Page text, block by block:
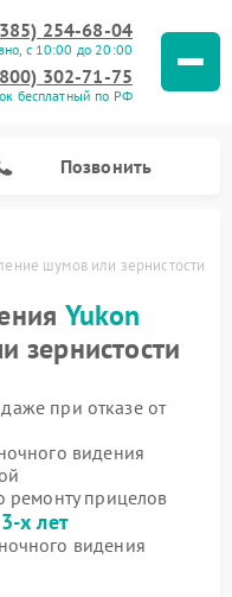
254-68-04
с 10:00 до 20:00
302-71-75
бесплатный по РФ
Позвонить
шумов или зернистости
Yukon
зернистости
даже при отказе от
видения
ремонту прицелов
х лет
видения